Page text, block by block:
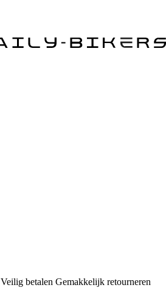
Veilig betalen Gemakkelijk retourneren